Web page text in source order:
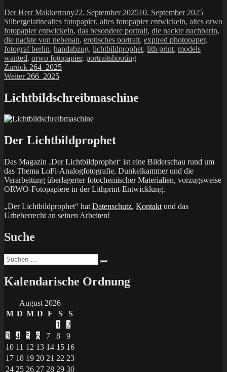
Autor
Der Herr MakkerronyVeröffentlicht
am
22. September 202510. September 2025
SilbergelatineSchlagwörter
altes fotopapier, altes fotopapier entwickeln, altes orwo
fotopapier entwickeln, das besondere portrait, die nackte nachbarin,
die nackte von nebenan, erotisches portrait, expired photopaper,
fotograf berlin, handabzug, lichtbildprophet, lith print, models
wanted, orwo fotopapier, portraitshooting
Beitragsnavigation
Zurück Vorheriger
Beitrag:
264_2025
Weiter Nächster
266_2025
Lichtbildschreibmaschine
Der Lichtbildprophet
Das Magazin ‚Der Lichtbildprophet‘ ist eine Bilderschau rund um
das Thema LoFi-Analogfotografie, Dunkelkammer und die
Verarbeitung überlagerter fotochemischer Materialien, vorzugsweise
ORWO-Fotopapiere in der Lithprint-Entwicklung.
„Der Lichtbildprophet“ hat Datenschutz, Kontakt und das
Urheberrecht an seinen Arbeiten!
Suche
Suchen
nach:
Kalendarische Ordnung
August 2026
M D M D F S
S
1
2
3
4 5 6 7 8
9
10 11 12 13 14 15 16
17 18 19 20 21 22 23
24 25 26 27 28 29 30